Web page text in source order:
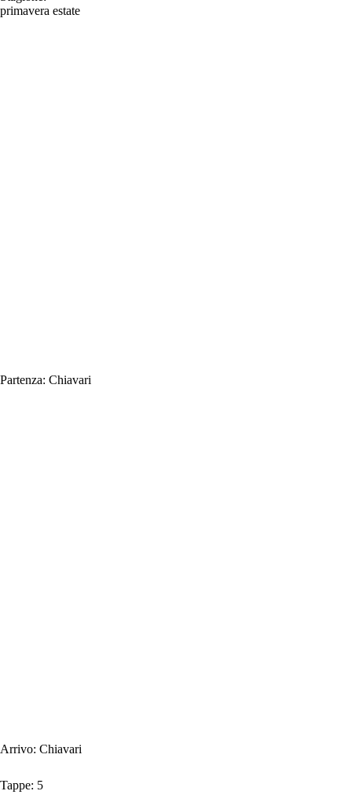
primavera estate
Partenza: Chiavari
Arrivo: Chiavari
Tappe: 5